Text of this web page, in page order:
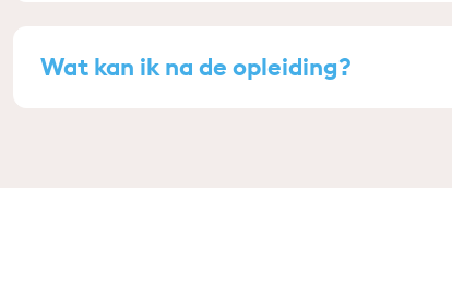
Wat kan ik na de opleiding?